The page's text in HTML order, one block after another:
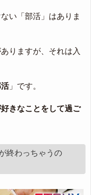
い「部活」はありま
りますが、それは入
」です。
きなことをして過ご
終わっちゃうの